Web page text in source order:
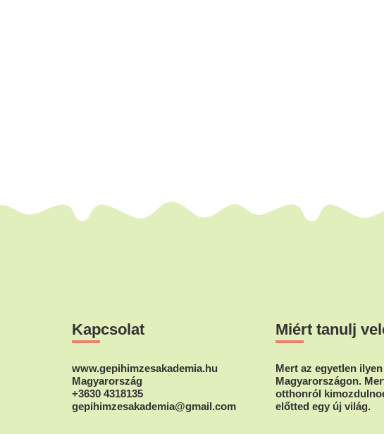
Kapcsolat
www.gepihimzesakademia.hu
Magyarország
+3630 4318135
gepihimzesakademia@gmail.com
Miért tanulj
Mert az egyetlen
Magyarországon.
otthonról
előtted egy új világ.